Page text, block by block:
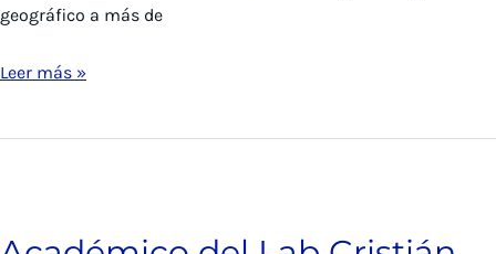
geográfico a más de
Radio
Análisis
Leer más »